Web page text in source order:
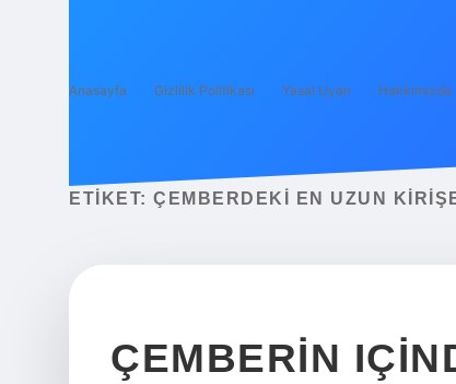
Anasayfa Gizlilik Politikası Yasal Uyarı Hakkımızda
ETIKET: ÇEMBERDEKI EN UZUN
ÇEMBERIN